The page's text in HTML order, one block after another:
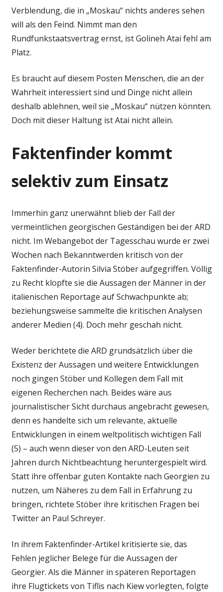
Verblendung, die in „Moskau“ nichts anderes sehen
will als den Feind. Nimmt man den
Rundfunkstaatsvertrag ernst, ist Golineh Atai fehl am
Platz.
Es braucht auf diesem Posten Menschen, die an der
Wahrheit interessiert sind und Dinge nicht allein
deshalb ablehnen, weil sie „Moskau“ nützen könnten.
Doch mit dieser Haltung ist Atai nicht allein.
Faktenfinder kommt
selektiv zum Einsatz
Immerhin ganz unerwähnt blieb der Fall der
vermeintlichen georgischen Geständigen bei der ARD
nicht. Im Webangebot der Tagesschau wurde er zwei
Wochen nach Bekanntwerden kritisch von der
Faktenfinder-Autorin Silvia Stöber aufgegriffen. Völlig
zu Recht klopfte sie die Aussagen der Männer in der
italienischen Reportage auf Schwachpunkte ab;
beziehungsweise sammelte die kritischen Analysen
anderer Medien (4). Doch mehr geschah nicht.
Weder berichtete die ARD grundsätzlich über die
Existenz der Aussagen und weitere Entwicklungen
noch gingen Stöber und Kollegen dem Fall mit
eigenen Recherchen nach. Beides wäre aus
journalistischer Sicht durchaus angebracht gewesen,
denn es handelte sich um relevante, aktuelle
Entwicklungen in einem weltpolitisch wichtigen Fall
(5) – auch wenn dieser von den ARD-Leuten seit
Jahren durch Nichtbeachtung heruntergespielt wird.
Statt ihre offenbar guten Kontakte nach Georgien zu
nutzen, um Näheres zu dem Fall in Erfahrung zu
bringen, richtete Stöber ihre kritischen Fragen bei
Twitter an Paul Schreyer.
In ihrem Faktenfinder-Artikel kritisierte sie, das
Fehlen jeglicher Belege für die Aussagen der
Georgier. Als die Männer in späteren Reportagen
ihre Flugtickets von Tiflis nach Kiew vorlegten, folgte